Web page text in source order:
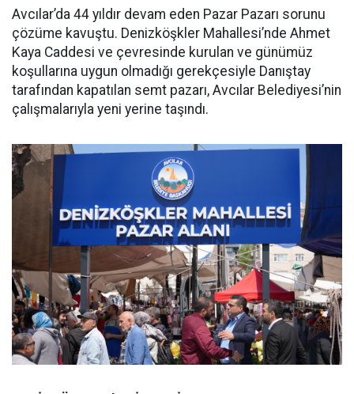
Avcılar’da 44 yıldır devam eden Pazar Pazarı sorunu
çözüme kavuştu. Denizköşkler Mahallesi’nde Ahmet
Kaya Caddesi ve çevresinde kurulan ve günümüz
koşullarına uygun olmadığı gerekçesiyle Danıştay
tarafından kapatılan semt pazarı, Avcılar Belediyesi’nin
çalışmalarıyla yeni yerine taşındı.